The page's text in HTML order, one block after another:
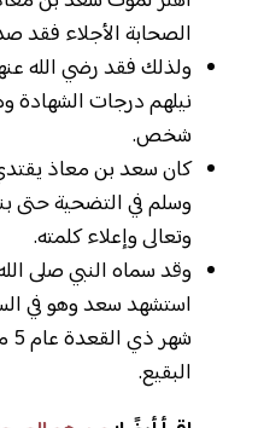
الصحابة الأجلاء فقد
ولذلك فقد رضي الله
نيلهم درجات الشهادة
شخص.
كان سعد بن معاذ يقتدي
وسلم في التضحية حتى
وتعالى وإعلاء كلمته.
وقد سماه النبي صلى
استشهد سعد وهو في
البقيع.